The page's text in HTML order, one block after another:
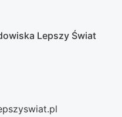
Lepszy Świat